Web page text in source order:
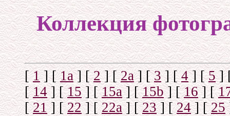
Коллекция
[1] [1а] [2] [2а] [3] [4] [5]
[14] [15] [15a] [15b] [16] [
[21] [22] [22a] [23] [24] [25